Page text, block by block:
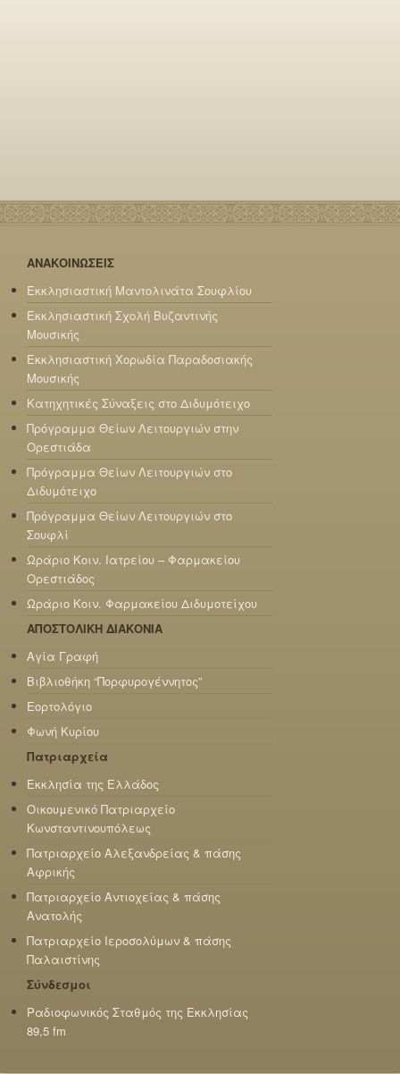
ΑΝΑΚΟΙΝΩΣΕΙΣ
Εκκλησιαστική Μαντολινάτα Σουφλίου
Εκκλησιαστική Σχολή Βυζαντινής
Μουσικής
Εκκλησιαστική Χορωδία Παραδοσιακής
Μουσικής
Κατηχητικές Σύναξεις στο Διδυμότειχο
Πρόγραμμα Θείων Λειτουργιών στην
Ορεστιάδα
Πρόγραμμα Θείων Λειτουργιών στο
Διδυμότειχο
Πρόγραμμα Θείων Λειτουργιών στο
Σουφλί
Ωράριο Κοιν. Ιατρείου – Φαρμακείου
Ορεστιάδος
Ωράριο Κοιν. Φαρμακείου Διδυμοτείχου
ΑΠΟΣΤΟΛΙΚΗ ΔΙΑΚΟΝΙΑ
Αγία Γραφή
Βιβλιοθήκη “Πορφυρογέννητος”
Εορτολόγιο
Φωνή Κυρίου
Πατριαρχεία
Εκκλησία της Ελλάδος
Οικουμενικό Πατριαρχείο
Κωνσταντινουπόλεως
Πατριαρχείο Αλεξανδρείας & πάσης
Αφρικής
Πατριαρχείο Αντιοχείας & πάσης
Ανατολής
Πατριαρχείο Ιεροσολύμων & πάσης
Παλαιστίνης
Σύνδεσμοι
Ραδιοφωνικός Σταθμός της Εκκλησίας
89,5 fm